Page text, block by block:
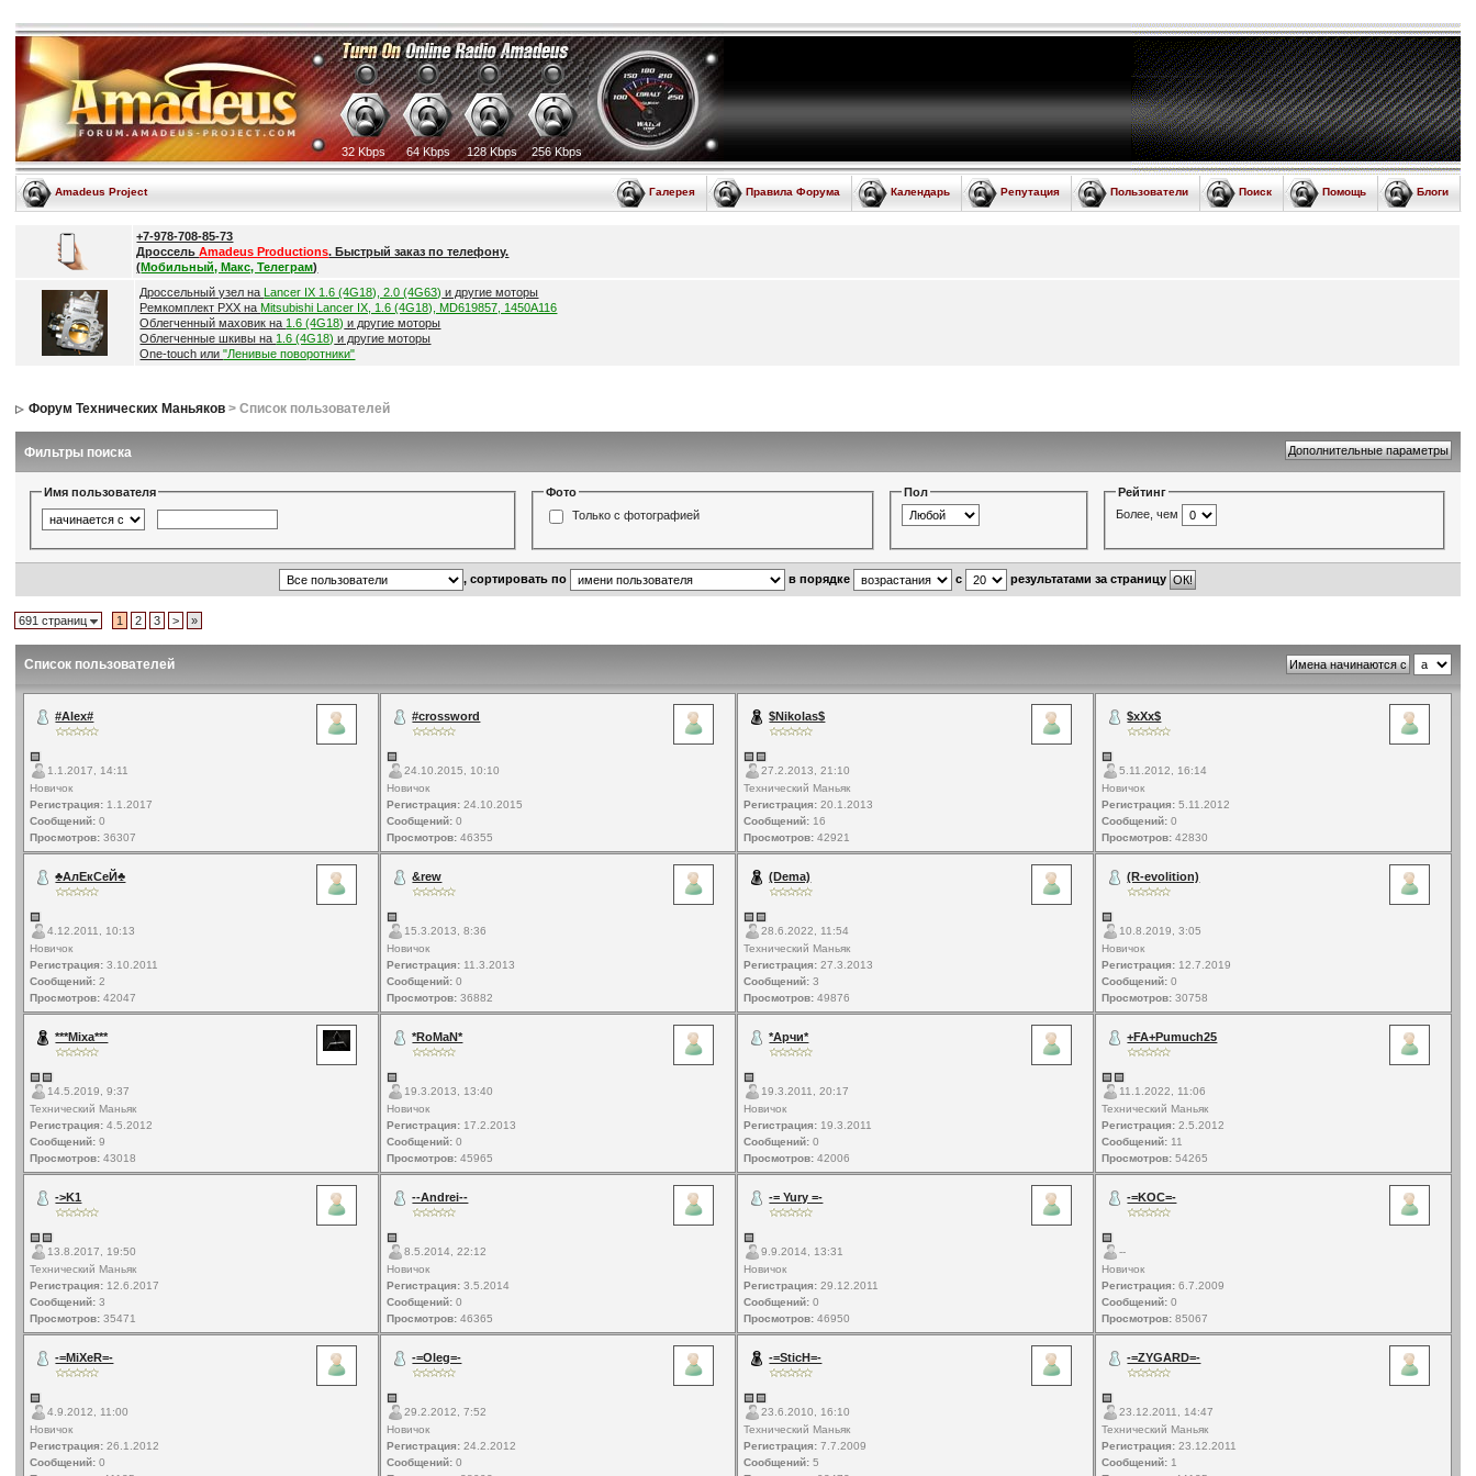
32 Kbps 64 Kbps 128 Kbps 256 Kbps
Amadeus Project Блоги
Помощь
Поиск
Пользователи
Репутация
Календарь
Правила Форума
Галерея
+7-978-708-85-73
ДроссельAmadeus Productions. Быстрый заказ по телефону.
(Мобильный, Макс, Телеграм)
Дроссельный узел на Lancer IX 1.6 (4G18), 2.0 (4G63) и другие моторы
Ремкомплект РХХ на Mitsubishi Lancer IX, 1.6 (4G18), MD619857, 1450A116
Облегченный маховик на 1.6 (4G18) и другие моторы
Облегченные шкивы на 1.6 (4G18) и другие моторы
One-touch или"Ленивые поворотники"
Форум Технических Маньяков > Список пользователей
Фильтры поиска
Имя пользователя
Фото
Только с фотографией
Пол
Рейтинг
Более, чем
, сортировать по в порядке с результатами за страницу
691 страниц 1 2 3 > »
Список пользователей
#Alex#
1.1.2017, 14:11
Новичок
Регистрация: 1.1.2017
Сообщений: 0
Просмотров: 36307
#crossword
24.10.2015, 10:10
Новичок
Регистрация: 24.10.2015
Сообщений: 0
Просмотров: 46355
$Nikolas$
27.2.2013, 21:10
Технический Маньяк
Регистрация: 20.1.2013
Сообщений: 16
Просмотров: 42921
$xXx$
5.11.2012, 16:14
Новичок
Регистрация: 5.11.2012
Сообщений: 0
Просмотров: 42830
♣АлЕкСеЙ♣
4.12.2011, 10:13
Новичок
Регистрация: 3.10.2011
Сообщений: 2
Просмотров: 42047
&rew
15.3.2013, 8:36
Новичок
Регистрация: 11.3.2013
Сообщений: 0
Просмотров: 36882
(Dema)
28.6.2022, 11:54
Технический Маньяк
Регистрация: 27.3.2013
Сообщений: 3
Просмотров: 49876
(R-evolition)
10.8.2019, 3:05
Новичок
Регистрация: 12.7.2019
Сообщений: 0
Просмотров: 30758
***Mixa***
14.5.2019, 9:37
Технический Маньяк
Регистрация: 4.5.2012
Сообщений: 9
Просмотров: 43018
*RoMaN*
19.3.2013, 13:40
Новичок
Регистрация: 17.2.2013
Сообщений: 0
Просмотров: 45965
*Арчи*
19.3.2011, 20:17
Новичок
Регистрация: 19.3.2011
Сообщений: 0
Просмотров: 42006
+FA+Pumuch25
11.1.2022, 11:06
Технический Маньяк
Регистрация: 2.5.2012
Сообщений: 11
Просмотров: 54265
->K1
13.8.2017, 19:50
Технический Маньяк
Регистрация: 12.6.2017
Сообщений: 3
Просмотров: 35471
--Andrei--
8.5.2014, 22:12
Новичок
Регистрация: 3.5.2014
Сообщений: 0
Просмотров: 46365
-= Yury =-
9.9.2014, 13:31
Новичок
Регистрация: 29.12.2011
Сообщений: 0
Просмотров: 46950
-=KOC=-
--
Новичок
Регистрация: 6.7.2009
Сообщений: 0
Просмотров: 85067
-=MiXeR=-
4.9.2012, 11:00
Новичок
Регистрация: 26.1.2012
Сообщений: 0
-=Oleg=-
29.2.2012, 7:52
Новичок
Регистрация: 24.2.2012
Сообщений: 0
-=SticH=-
23.6.2010, 16:10
Технический Маньяк
Регистрация: 7.7.2009
Сообщений: 5
-=ZYGARD=-
23.12.2011, 14:47
Технический Маньяк
Регистрация: 23.12.2011
Сообщений: 1